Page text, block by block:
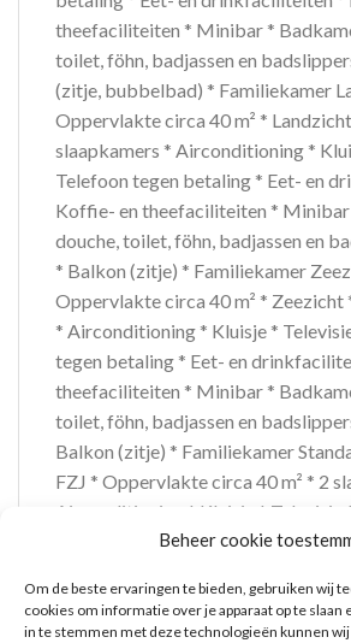
Beheer cookie
Om de beste ervaringen te bieden, gebruiken wij
cookies om informatie over je apparaat op te slaan
in te stemmen met deze technologieën kunnen wij
theefaciliteiten * Minibar *
toilet, föhn, badjassen en
(zitje, bubbelbad) * Familiekamer
Oppervlakte circa 40 m² *
slaapkamers * Airconditioning *
Telefoon tegen betaling * Eet- en
Koffie- en theefaciliteiten *
douche, toilet, föhn, badjassen en
* Balkon (zitje) * Familiekamer
Oppervlakte circa 40 m² * Zeezicht
* Airconditioning * Kluisje *
tegen betaling * Eet- en
theefaciliteiten * Minibar *
toilet, föhn, badjassen en
Balkon (zitje) * Familiekamer
FZJ * Oppervlakte circa 40 m² * 2
Airconditioning * Kluisje * Televisie
betaling * Eet- en drinkfaciliteiten *
toilet, föhn, badjassen en
(zitje, bubbelbad) * Familiekamer